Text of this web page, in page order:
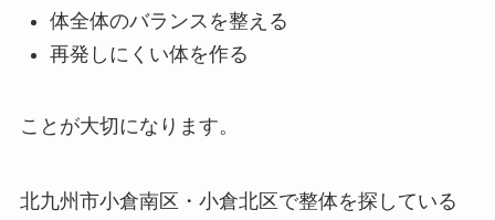
体全体のバランスを整える
再発しにくい体を作る
ことが大切になります。
北九州市小倉南区・小倉北区で整体を探している